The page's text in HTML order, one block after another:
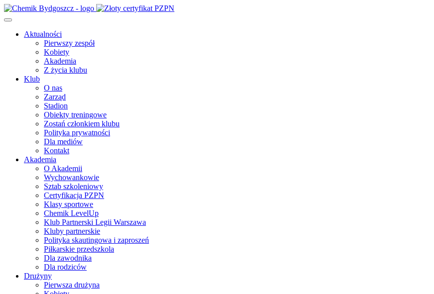
Aktualności
Pierwszy zespół
Kobiety
Akademia
Z życia klubu
Klub
O nas
Zarząd
Stadion
Obiekty treningowe
Zostań członkiem klubu
Polityka prywatności
Dla mediów
Kontakt
Akademia
O Akademii
Wychowankowie
Sztab szkoleniowy
Certyfikacja PZPN
Klasy sportowe
Chemik LevelUp
Klub Partnerski Legii Warszawa
Kluby partnerskie
Polityka skautingowa i zaproszeń
Piłkarskie przedszkola
Dla zawodnika
Dla rodziców
Drużyny
Pierwsza drużyna